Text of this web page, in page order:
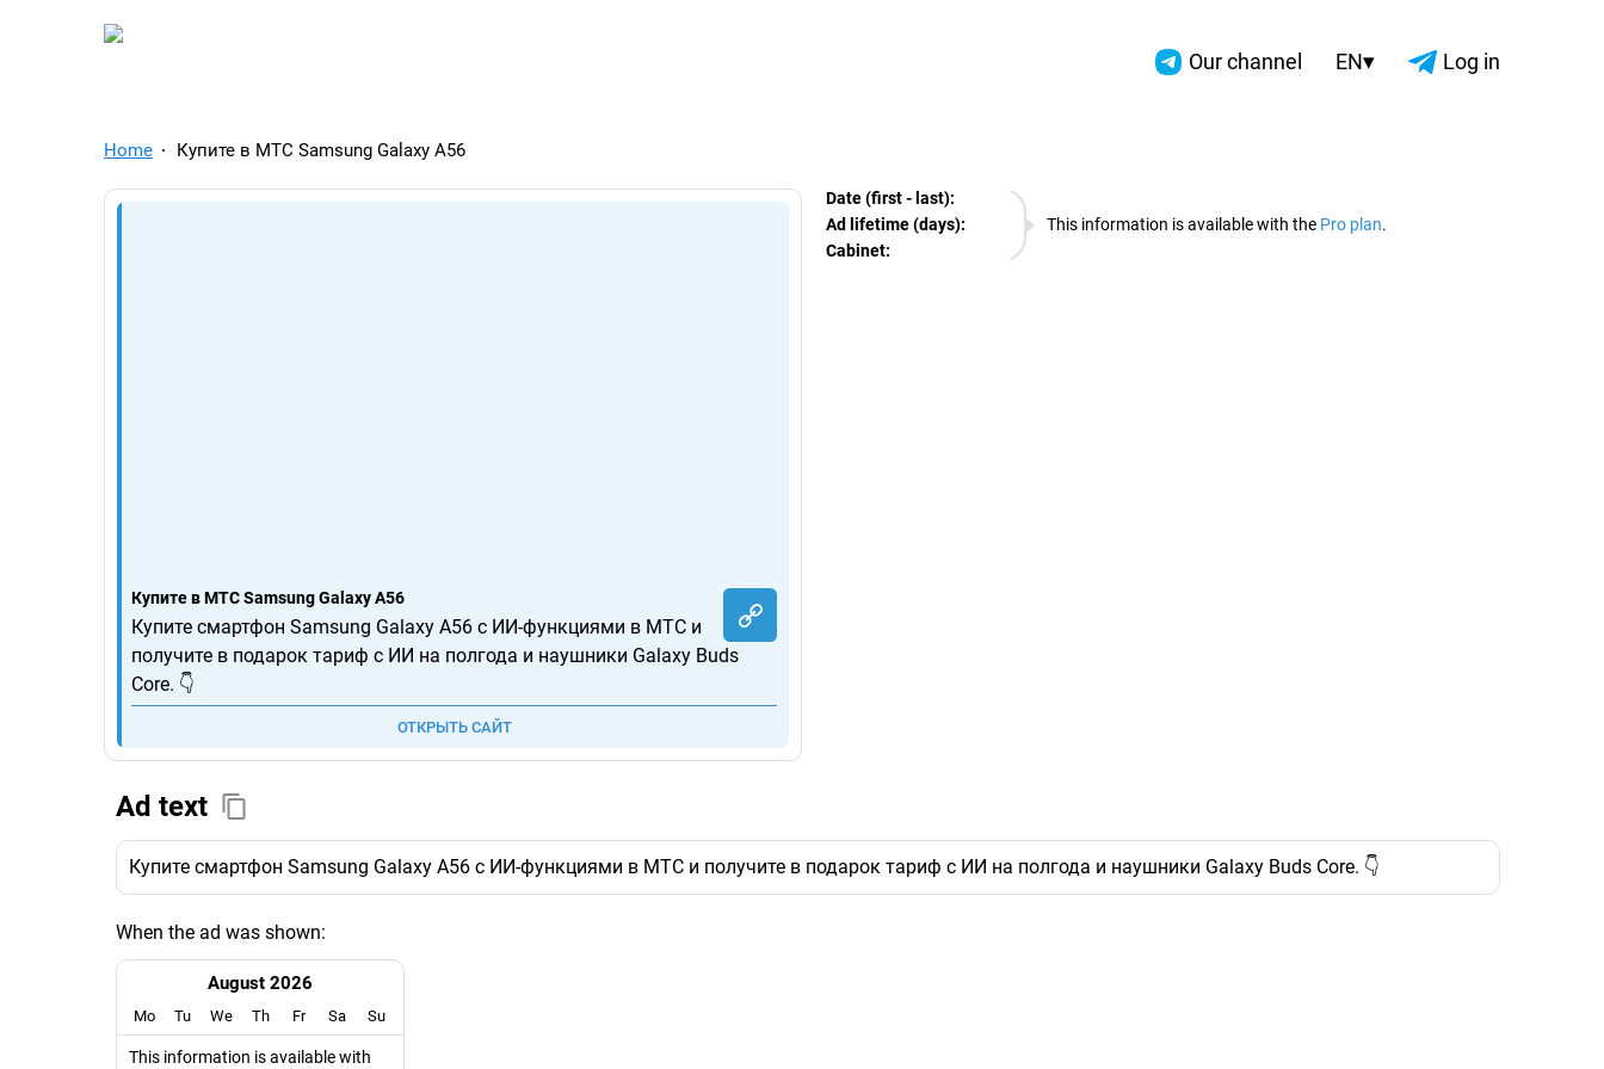
TelegramAds.com — Telegram Ads Spy Our channel EN▾ Log in
Home Купите в МТС Samsung Galaxy A56
Купите в МТС Samsung Galaxy A56
Купите смартфон Samsung Galaxy A56 с ИИ-функциями в МТС и
получите в подарок тариф с ИИ на полгода и наушники Galaxy Buds
Core. 👇
ОТКРЫТЬ САЙТ
This information is available with the Pro plan.
Date (first - last):
06.08.2026
Ad lifetime (days):
Cabinet:
EURO
Ad text
Купите смартфон Samsung Galaxy A56 с ИИ-функциями в МТС и получите в подарок тариф с ИИ на полгода и наушники Galaxy Buds Core. 👇
When the ad was shown:
August 2026
Mo Tu We Th Fr Sa Su
This information is available with